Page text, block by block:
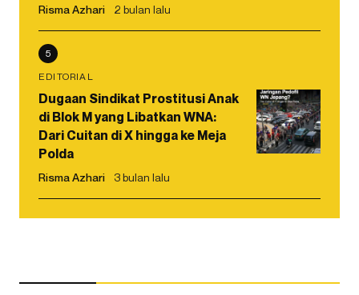
Risma Azhari 2 bulan lalu
5
EDITORIAL
Dugaan Sindikat Prostitusi Anak
di Blok M yang Libatkan WNA:
Dari Cuitan di X hingga ke Meja
Polda
Risma Azhari 3 bulan lalu